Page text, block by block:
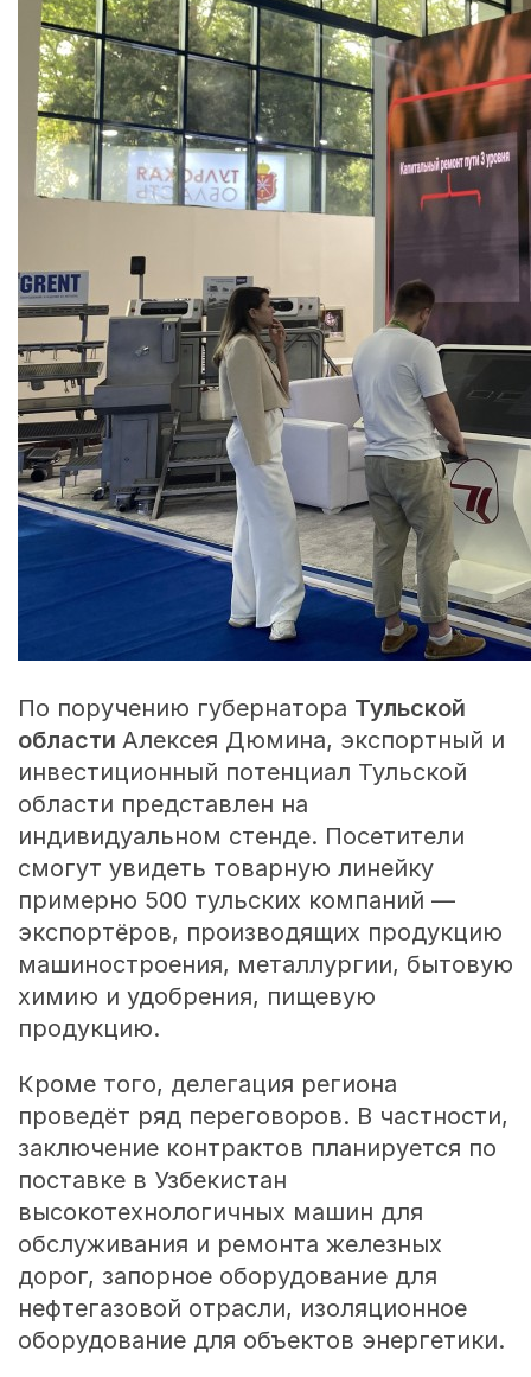
По поручению губернатора Тульской
области Алексея Дюмина, экспортный и
инвестиционный потенциал Тульской
области представлен на
индивидуальном стенде. Посетители
смогут увидеть товарную линейку
примерно 500 тульских компаний —
экспортёров, производящих продукцию
машиностроения, металлургии, бытовую
химию и удобрения, пищевую
продукцию.
Кроме того, делегация региона
проведёт ряд переговоров. В частности,
заключение контрактов планируется по
поставке в Узбекистан
высокотехнологичных машин для
обслуживания и ремонта железных
дорог, запорное оборудование для
нефтегазовой отрасли, изоляционное
оборудование для объектов энергетики.